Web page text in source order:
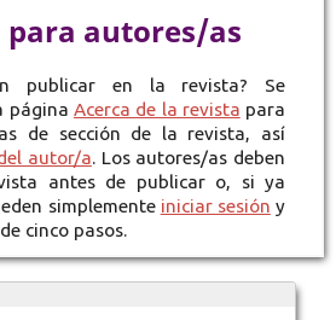
autores/as
publicar en la revista? Se
página Acerca de la revista para
de sección de la revista, así
autor/a. Los autores/as deben
antes de publicar o, si ya
simplemente iniciar sesión y
cinco pasos.